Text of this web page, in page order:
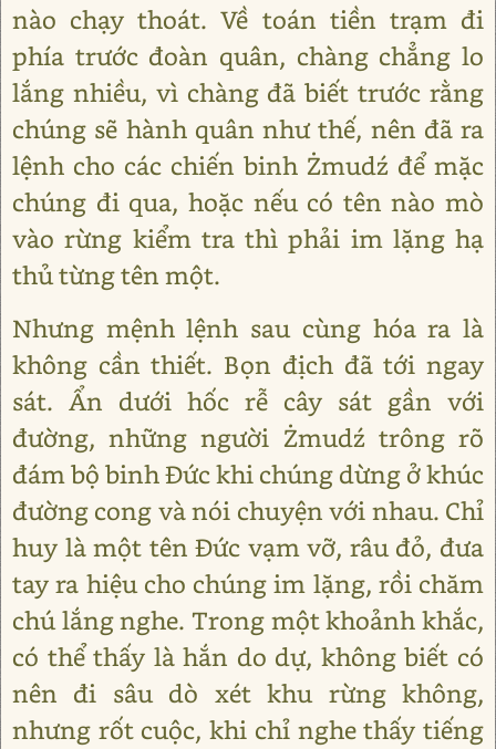
nào chạy thoát. Về toán tiền trạm đi
phía trước đoàn quân, chàng chẳng lo
lắng nhiều, vì chàng đã biết trước rằng
chúng sẽ hành quân như thế, nên đã ra
lệnh cho các chiến binh Żmudź để mặc
chúng đi qua, hoặc nếu có tên nào mò
vào rừng kiểm tra thì phải im lặng hạ
thủ từng tên một.
Nhưng mệnh lệnh sau cùng hóa ra là
không cần thiết. Bọn địch đã tới ngay
sát. Ẩn dưới hốc rễ cây sát gần với
đường, những người Żmudź trông rõ
đám bộ binh Đức khi chúng dừng ở khúc
đường cong và nói chuyện với nhau. Chỉ
huy là một tên Đức vạm vỡ, râu đỏ, đưa
tay ra hiệu cho chúng im lặng, rồi chăm
chú lắng nghe. Trong một khoảnh khắc,
có thể thấy là hắn do dự, không biết có
nên đi sâu dò xét khu rừng không,
nhưng rốt cuộc, khi chỉ nghe thấy tiếng